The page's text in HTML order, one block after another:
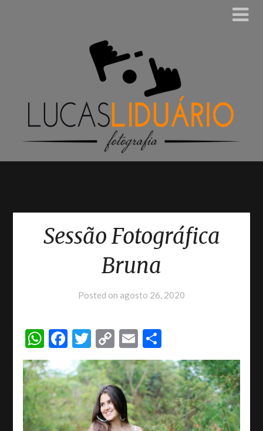
Sessão Fotográfica
Bruna
Posted on agosto 26, 2020
WhatsApp
Facebook
Twitter
Copy
Link
EmailShare